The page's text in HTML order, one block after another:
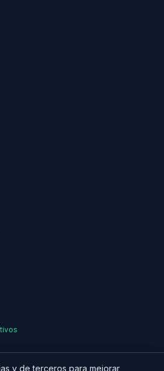
y de terceros para mejorar